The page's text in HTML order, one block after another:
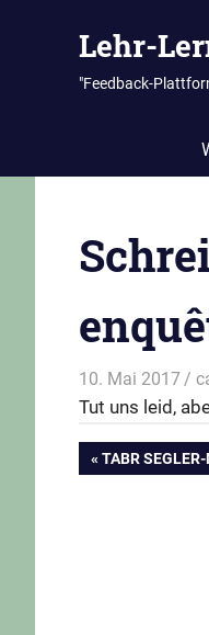
Lehr-
"Feedback-
10. Mai 2017
Tut uns leid,
VORHERIGER
TABR